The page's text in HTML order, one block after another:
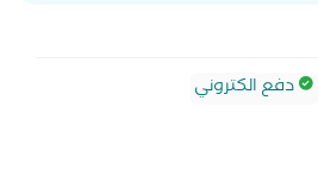
دفع الكتروني